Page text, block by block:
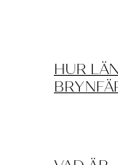
HUR